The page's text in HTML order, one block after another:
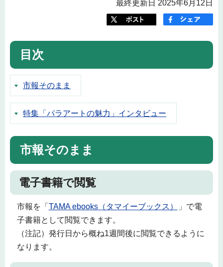
最終更新日 2025年6月12日
目次
市報そのまま
特集「パラアートの魅力」インタビュー
市報そのまま
電子書籍で閲覧
市報を「 TAMA ebooks（タマイーブックス）
」で電
子書籍として閲覧できます。
（注記）発行日から概ね1週間後に閲覧できるように
なります。